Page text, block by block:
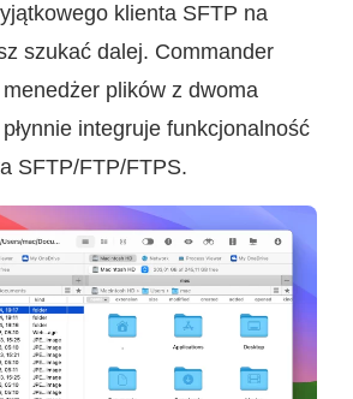
klienta SFTP na
szukać dalej. Commander
plików z dwoma
integruje funkcjonalność
SFTP/FTP/FTPS.